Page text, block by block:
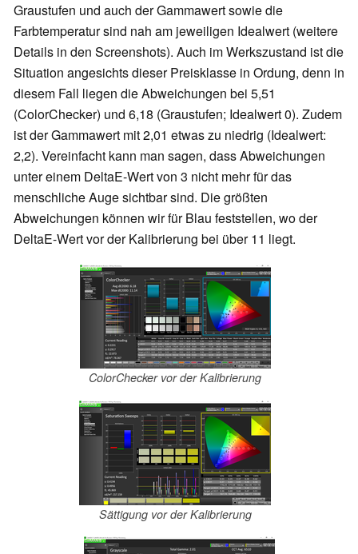
Graustufen und auch der Gammawert sowie die
Farbtemperatur sind nah am jeweiligen Idealwert (weitere
Details in den Screenshots). Auch im Werkszustand ist die
Situation angesichts dieser Preisklasse in Ordung, denn in
diesem Fall liegen die Abweichungen bei 5,51
(ColorChecker) und 6,18 (Graustufen; Idealwert 0). Zudem
ist der Gammawert mit 2,01 etwas zu niedrig (Idealwert:
2,2). Vereinfacht kann man sagen, dass Abweichungen
unter einem DeltaE-Wert von 3 nicht mehr für das
menschliche Auge sichtbar sind. Die größten
Abweichungen können wir für Blau feststellen, wo der
DeltaE-Wert vor der Kalibrierung bei über 11 liegt.
ColorChecker vor der Kalibrierung
Sättigung vor der Kalibrierung